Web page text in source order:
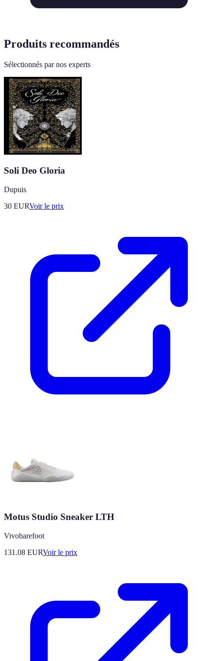
Produits recommandés
Sélectionnés par nos experts
Soli Deo Gloria
Dupuis
30 EURVoir le prix
Motus Studio Sneaker LTH
Vivobarefoot
131.08 EURVoir le prix